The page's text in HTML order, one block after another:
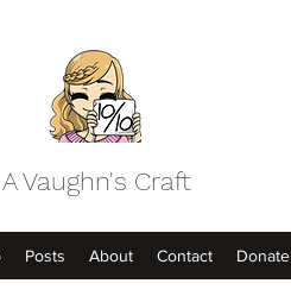
A Vaughn's Craft
Posts About Contact Donate